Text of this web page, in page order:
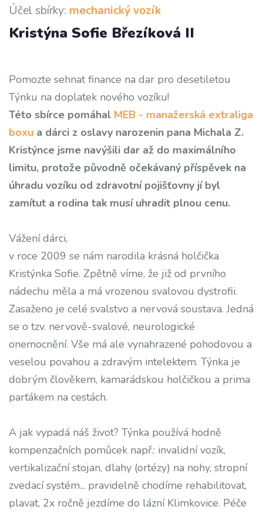
Účel sbírky: mechanický vozík
Kristýna Sofie Březíková II
Pomozte sehnat finance na dar pro desetiletou
Týnku na doplatek nového vozíku!
Této sbírce pomáhal MEB - manažerská extraliga
boxu a dárci z oslavy narozenin pana Michala Z.
Kristýnce jsme navýšili dar až do maximálního
limitu, protože původně očekávaný příspěvek na
úhradu vozíku od zdravotní pojišťovny jí byl
zamítut a rodina tak musí uhradit plnou cenu.
Vážení dárci,
v roce 2009 se nám narodila krásná holčička
Kristýnka Sofie. Zpětně víme, že již od prvního
nádechu měla a má vrozenou svalovou dystrofii.
Zasaženo je celé svalstvo a nervová soustava. Jedná
se o tzv. nervově-svalové, neurologické
onemocnění. Vše má ale vynahrazené pohodovou a
veselou povahou a zdravým intelektem. Týnka je
dobrým člověkem, kamarádskou holčičkou a prima
parťákem na cestách.
A jak vypadá náš život? Týnka používá hodně
kompenzačních pomůcek např.: invalidní vozík,
vertikalizační stojan, dlahy (ortézy) na nohy, stropní
zvedací systém... pravidelně chodíme rehabilitovat,
plavat, 2x ročně jezdíme do lázní Klimkovice. Péče